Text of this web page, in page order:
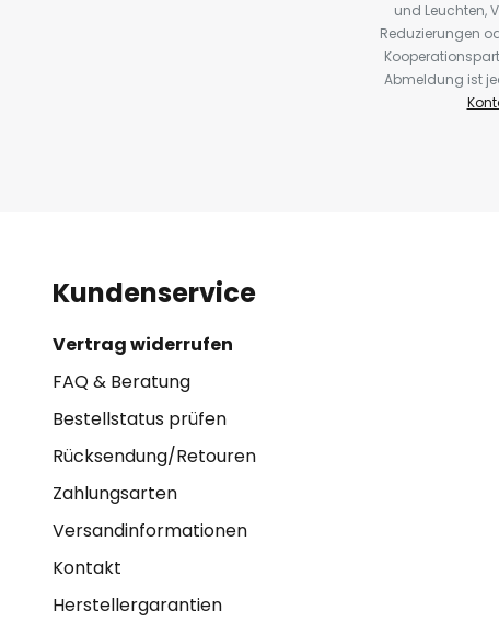
und Leuchten,
Reduzierungen
Abmeldung ist
Kundenservice
Vertrag widerrufen
FAQ & Beratung
Bestellstatus prüfen
Rücksendung/Retouren
Zahlungsarten
Versandinformationen
Kontakt
Herstellergarantien